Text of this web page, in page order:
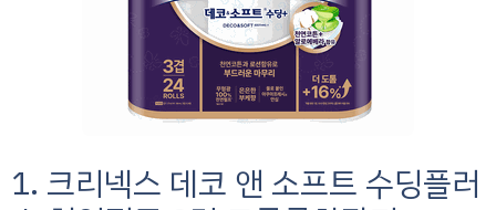
1. 크리넥스 데코 앤 소프트 수딩플러